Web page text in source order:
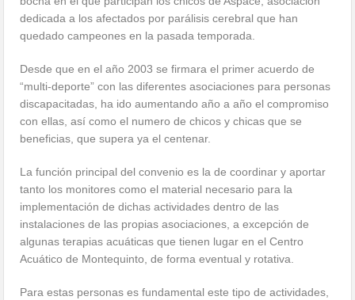
dedicada a los afectados por parálisis cerebral que han
quedado campeones en la pasada temporada.
Desde que en el año 2003 se firmara el primer acuerdo de
“multi-deporte” con las diferentes asociaciones para personas
discapacitadas, ha ido aumentando año a año el compromiso
con ellas, así como el numero de chicos y chicas que se
beneficias, que supera ya el centenar.
La función principal del convenio es la de coordinar y aportar
tanto los monitores como el material necesario para la
implementación de dichas actividades dentro de las
instalaciones de las propias asociaciones, a excepción de
algunas terapias acuáticas que tienen lugar en el Centro
Acuático de Montequinto, de forma eventual y rotativa.
Para estas personas es fundamental este tipo de actividades,